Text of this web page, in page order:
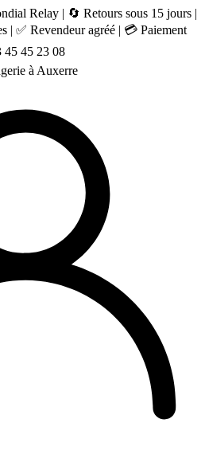
Relay | 🔄 Retours sous 15 jours |
| ✅ Revendeur agréé | 💳 Paiement
45 45 23 08
à Auxerre